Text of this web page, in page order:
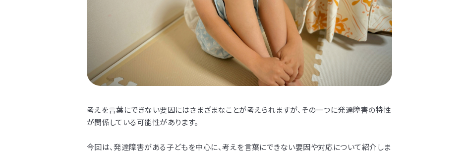
考えを言葉にできない要因にはさまざまなことが考えられますが、その一つに発達障害の特性
が関係している可能性があります。
今回は、発達障害がある子どもを中心に、考えを言葉にできない要因や対応について紹介しま